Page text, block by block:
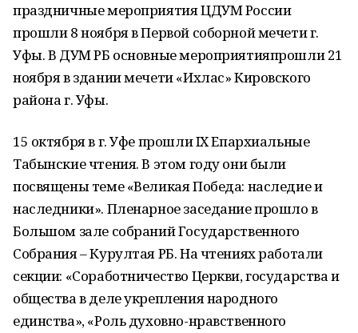
праздничные мероприятия ЦДУМ России
прошли 8 ноября в Первой соборной мечети г.
Уфы. В ДУМ РБ основные мероприятияпрошли 21
ноября в здании мечети «Ихлас» Кировского
района г. Уфы.
15 октября в г. Уфе прошли IX Епархиальные
Табынские чтения. В этом году они были
посвящены теме «Великая Победа: наследие и
наследники». Пленарное заседание прошло в
Большом зале собраний Государственного
Собрания – Курултая РБ. На чтениях работали
секции: «Соработничество Церкви, государства и
общества в деле укрепления народного
единства», «Роль духовно-нравственного